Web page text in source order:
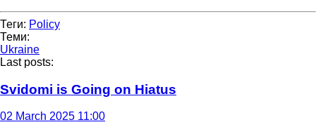
Теги: Policy
Теми:
Ukraine
Last posts:
Svidomi is Going on Hiatus
02 March 2025 11:00